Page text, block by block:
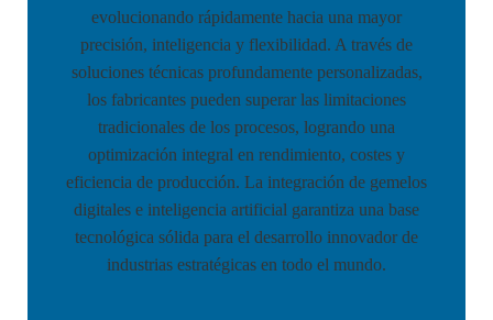
evolucionando rápidamente hacia una mayor
precisión, inteligencia y flexibilidad. A través de
soluciones técnicas profundamente personalizadas,
los fabricantes pueden superar las limitaciones
tradicionales de los procesos, logrando una
optimización integral en rendimiento, costes y
eficiencia de producción. La integración de gemelos
digitales e inteligencia artificial garantiza una base
tecnológica sólida para el desarrollo innovador de
industrias estratégicas en todo el mundo.